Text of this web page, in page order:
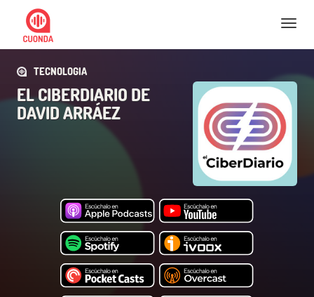
Nav
TECNOLOGIA
EL CIBERDIARIO DE
DAVID ARRÁEZ